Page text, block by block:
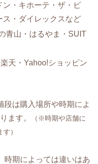
ン・キホーテ・ザ・ビ
ス・ダイレックスなど
青山・はるやま・SUIT
天・Yahoo!ショッピン
段は購入場所や時期によ
ます。
（※時期や店舗に
）
時期によっては違いはあ